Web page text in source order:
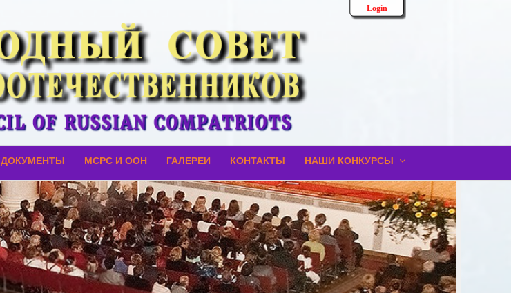
Login
ДОКУМЕНТЫ МСРС И ООН ГАЛЕРЕИ КОНТАКТЫ НАШИ КОНКУРСЫ